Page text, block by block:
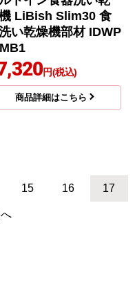
LiBish Slim30 食
い乾燥機部材 IDWP
円(税込)
商品詳細はこちら
15 16 17